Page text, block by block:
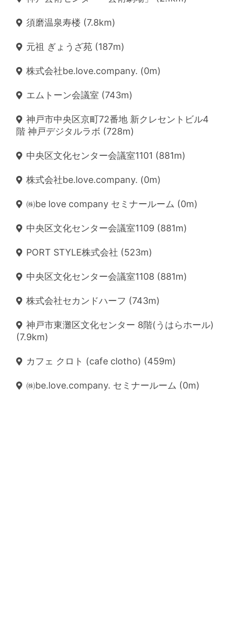
須磨温泉寿楼 (7.8km)
元祖 ぎょうざ苑 (187m)
株式会社be.love.company. (0m)
エムトーン会議室 (743m)
神戸市中央区京町72番地 新クレセントビル4
階 神戸デジタルラボ (728m)
中央区文化センター会議室1101 (881m)
株式会社be.love.company. (0m)
㈱be love company セミナールーム (0m)
中央区文化センター会議室1109 (881m)
PORT STYLE株式会社 (523m)
中央区文化センター会議室1108 (881m)
株式会社セカンドハーフ (743m)
神戸市東灘区文化センター 8階(うはらホール)
(7.9km)
カフェ クロト (cafe clotho) (459m)
㈱be.love.company. セミナールーム (0m)